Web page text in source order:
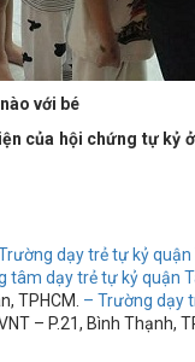
với bé
của hội chứng tự kỷ
dạy trẻ tự kỷ quận
tâm dạy trẻ tự kỷ quận
TPHCM. – Trường dạy
– P.21, Bình Thạnh,